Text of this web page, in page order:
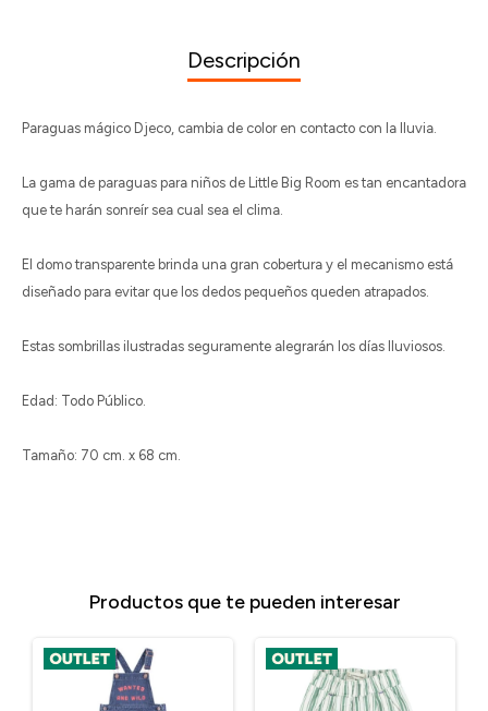
Descripción
Paraguas mágico Djeco, cambia de color en contacto con la lluvia.
La gama de paraguas para niños de Little Big Room es tan encantadora
que te harán sonreír sea cual sea el clima.
El domo transparente brinda una gran cobertura y el mecanismo está
diseñado para evitar que los dedos pequeños queden atrapados.
Estas sombrillas ilustradas seguramente alegrarán los días lluviosos.
Edad: Todo Público.
Tamaño: 70 cm. x 68 cm.
Productos que te pueden interesar